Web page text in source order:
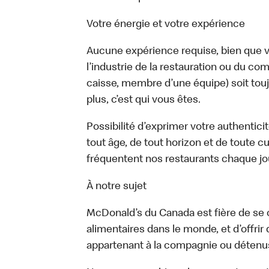
Votre énergie et votre expérience
Aucune expérience requise, bien que
l’industrie de la restauration ou du
caisse, membre d’une équipe) soit
plus, c’est qui vous êtes.
Possibilité d’exprimer votre
tout âge, de tout horizon et de toute
fréquentent nos restaurants chaque
À notre sujet
McDonald’s du Canada est fière de
alimentaires dans le monde, et
appartenant à la compagnie ou